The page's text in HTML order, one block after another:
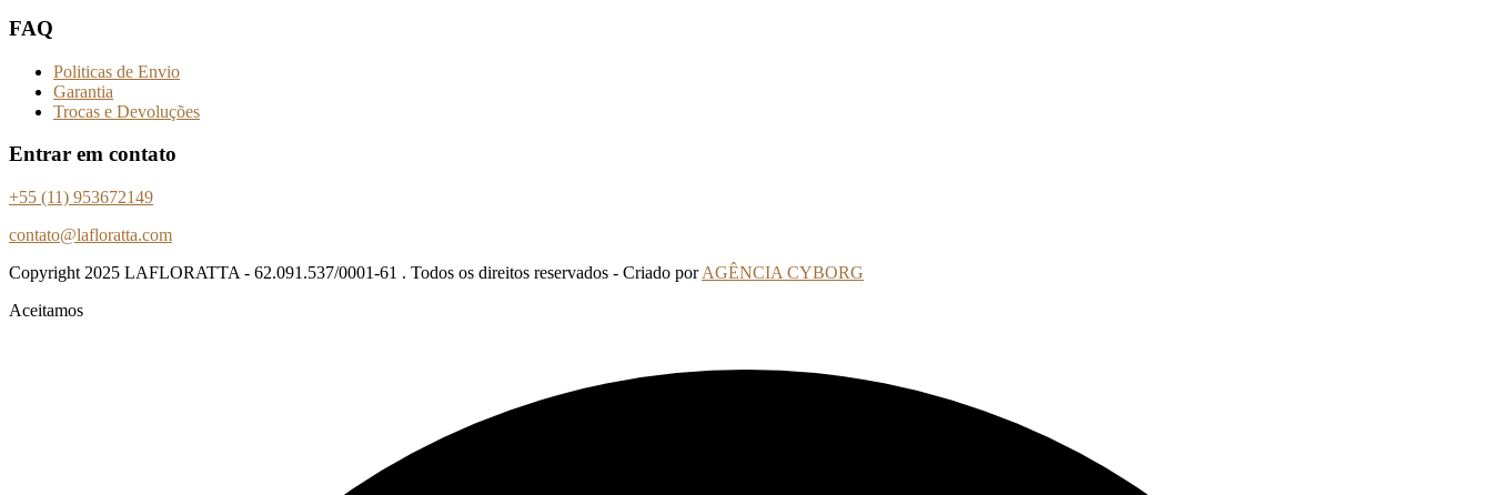
FAQ
Politicas de Envio
Garantia
Trocas e Devoluções
Entrar em contato
+55 (11) 953672149
contato@lafloratta.com
Copyright 2025 LAFLORATTA - 62.091.537/0001-61 . Todos os direitos reservados - Criado porAGÊNCIA CYBORG
Aceitamos